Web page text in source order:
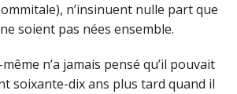
n’insinuent nulle part que
soient pas nées ensemble.
n’a jamais pensé qu’il pouvait
soixante-dix ans plus tard quand il